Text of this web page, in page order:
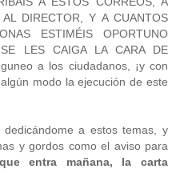
DIRECTOR, Y A CUANTOS
ESTIMÉIS OPORTUNO
LES CAIGA LA CARA DE
a los ciudadanos, ¡y con
modo la ejecución de este
a estos temas, y
y gordos como el aviso para
entra mañana, la carta